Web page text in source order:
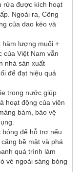
rửa được kích hoạt
Ngoài ra, Công
của dao kéo và
hàm lượng muối +
của Việt Nam vẫn
nhà sản xuất
để đạt hiệu quả
trong nước giúp
hoạt động của viên
bám, bảo vệ
để hỗ trợ nếu
bề mặt và phá
quá trình làm
vẻ ngoài sáng bóng